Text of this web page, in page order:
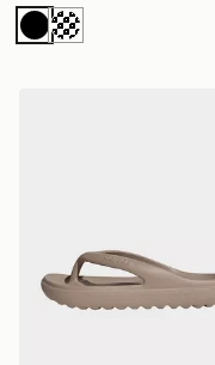
NeroTurchese